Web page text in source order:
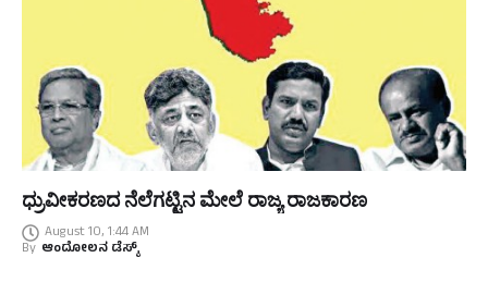
ಧ್ರುವೀಕರಣದ ನೆಲೆಗಟ್ಟಿನ ಮೇಲೆ ರಾಜ್ಯ ರಾಜಕಾರಣ
August 10, 1:44 AM
By ಆಂದೋಲನ ಡೆಸ್ಕ್